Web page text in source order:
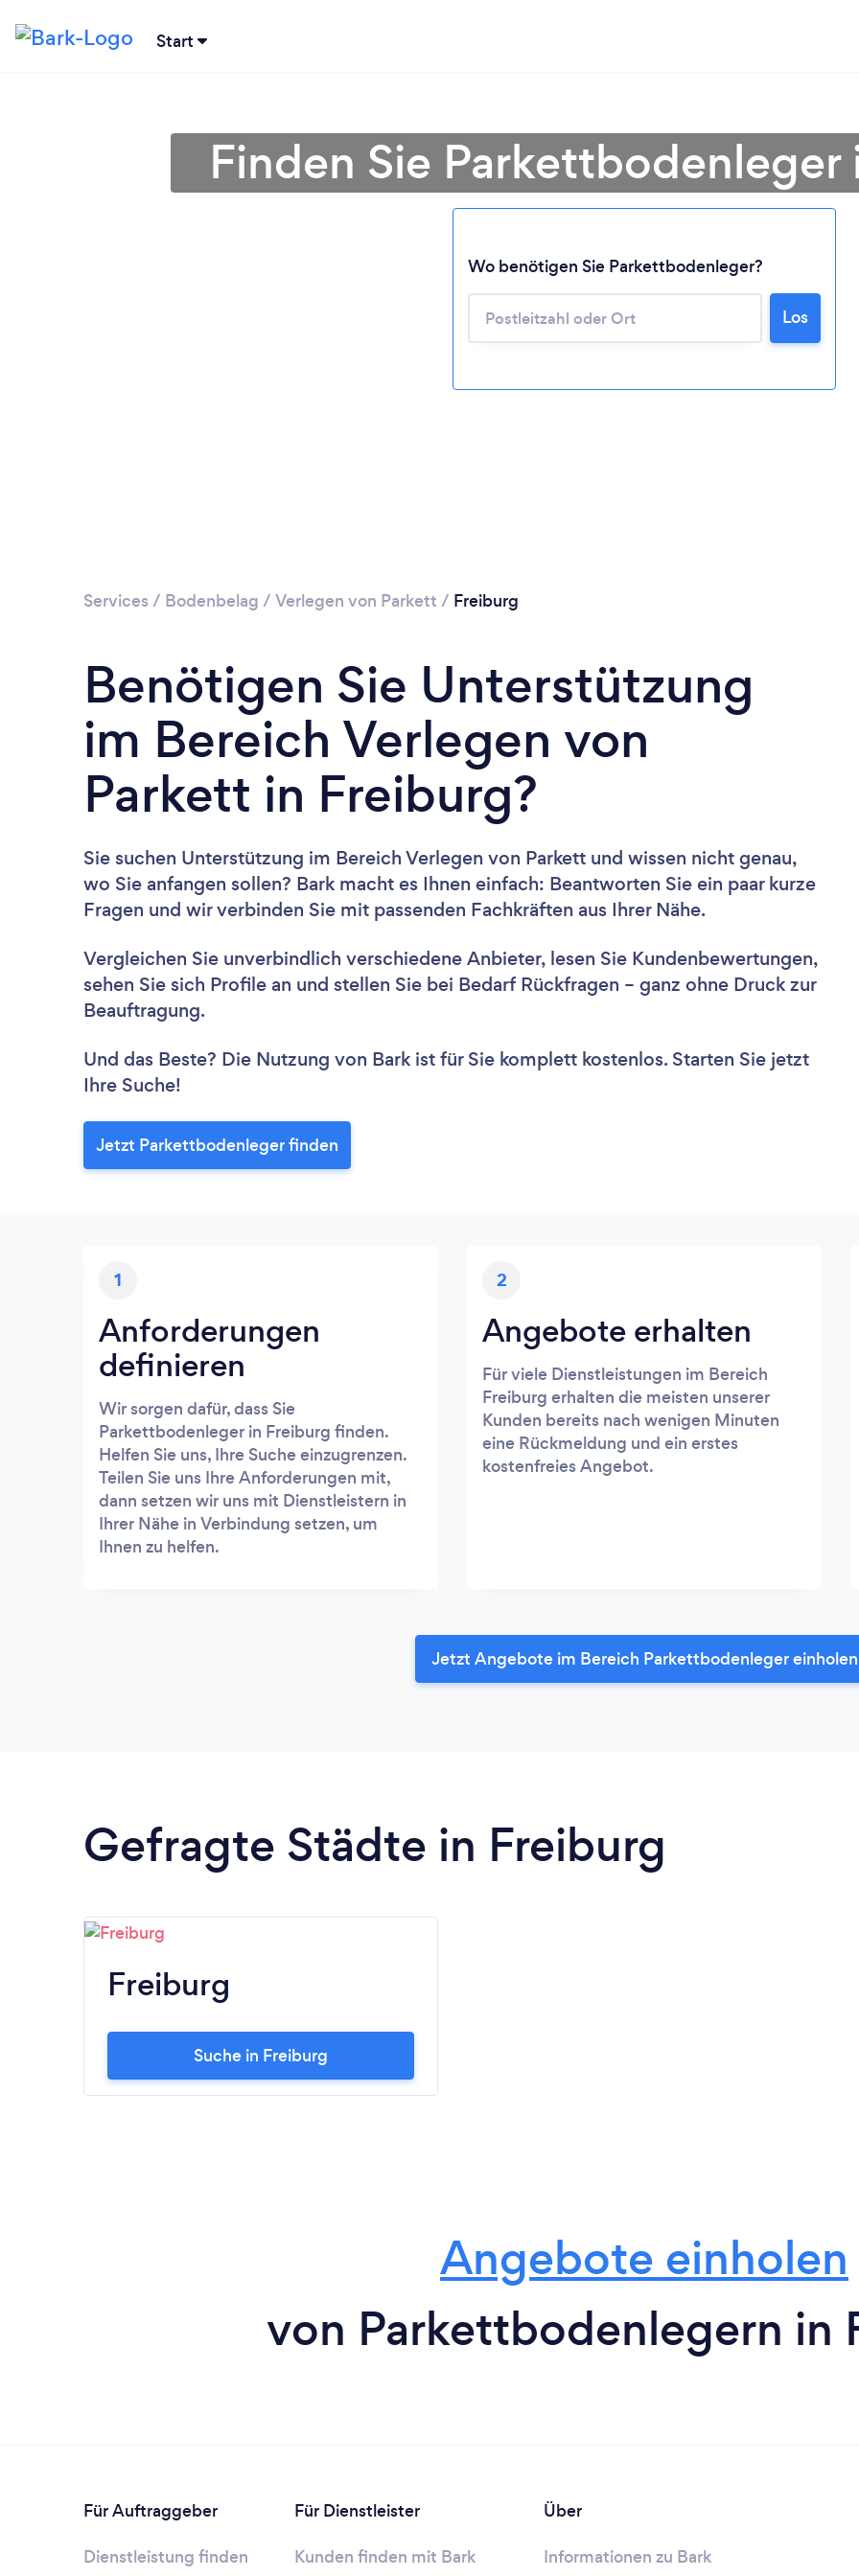
Start
Lädt ...
Finden Sie Parkettbodenleger
Wo benötigen Sie Parkettbodenleger?
Los
Services / Bodenbelag / Verlegen von Parkett / Freiburg
Benötigen Sie Unterstützung
im Bereich Verlegen von
Parkett in Freiburg?
Sie suchen Unterstützung im Bereich Verlegen von Parkett und wissen nicht genau,
wo Sie anfangen sollen? Bark macht es Ihnen einfach: Beantworten Sie ein paar kurze
Fragen und wir verbinden Sie mit passenden Fachkräften aus Ihrer Nähe.
Vergleichen Sie unverbindlich verschiedene Anbieter, lesen Sie Kundenbewertungen,
sehen Sie sich Profile an und stellen Sie bei Bedarf Rückfragen – ganz ohne Druck zur
Beauftragung.
Und das Beste? Die Nutzung von Bark ist für Sie komplett kostenlos. Starten Sie jetzt
Ihre Suche!
Jetzt Parkettbodenleger finden
1
Anforderungen
definieren
Wir sorgen dafür, dass Sie
Parkettbodenleger in Freiburg finden.
Helfen Sie uns, Ihre Suche einzugrenzen.
Teilen Sie uns Ihre Anforderungen mit,
dann setzen wir uns mit Dienstleistern in
Ihrer Nähe in Verbindung setzen, um
Ihnen zu helfen.
2
Angebote erhalten
Für viele Dienstleistungen im Bereich
Freiburg erhalten die meisten unserer
Kunden bereits nach wenigen Minuten
eine Rückmeldung und ein erstes
kostenfreies Angebot.
Jetzt Angebote im Bereich Parkettbodenleger einholen
Gefragte Städte in Freiburg
Freiburg
Suche in Freiburg
Angebote einholen
von Parkettbodenlegern in
Für Auftraggeber
Dienstleistung finden
Für Dienstleister
Kunden finden mit Bark
Über
Informationen zu Bark